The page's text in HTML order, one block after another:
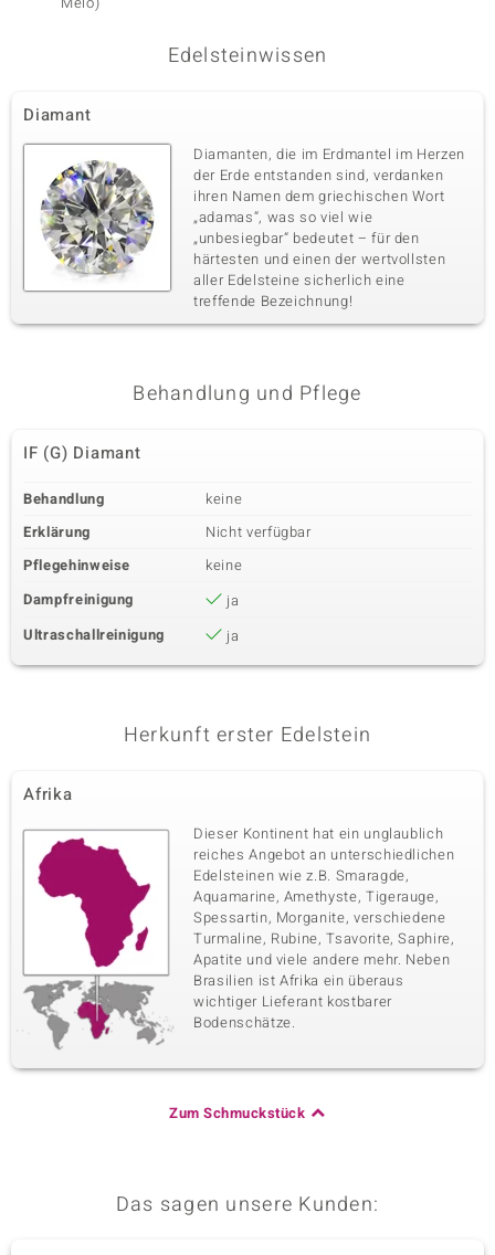
Edelsteinwissen
Diamant
Diamanten, die im Erdmantel im Herzen
der Erde entstanden sind, verdanken
ihren Namen dem griechischen Wort
„adamas“, was so viel wie
„unbesiegbar“ bedeutet – für den
härtesten und einen der wertvollsten
aller Edelsteine sicherlich eine
treffende Bezeichnung!
Behandlung und Pflege
IF (G) Diamant
Behandlung
keine
Erklärung
Nicht verfügbar
Pflegehinweise
keine
Dampfreinigung
ja
Ultraschallreinigung
ja
Herkunft erster Edelstein
Afrika
Dieser Kontinent hat ein unglaublich
reiches Angebot an unterschiedlichen
Edelsteinen wie z.B. Smaragde,
Aquamarine, Amethyste, Tigerauge,
Spessartin, Morganite, verschiedene
Turmaline, Rubine, Tsavorite, Saphire,
Apatite und viele andere mehr. Neben
Brasilien ist Afrika ein überaus
wichtiger Lieferant kostbarer
Bodenschätze.
Zum Schmuckstück
Das sagen unsere Kunden: